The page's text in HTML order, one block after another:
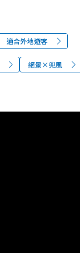
適合外地遊客
絕景×兜風